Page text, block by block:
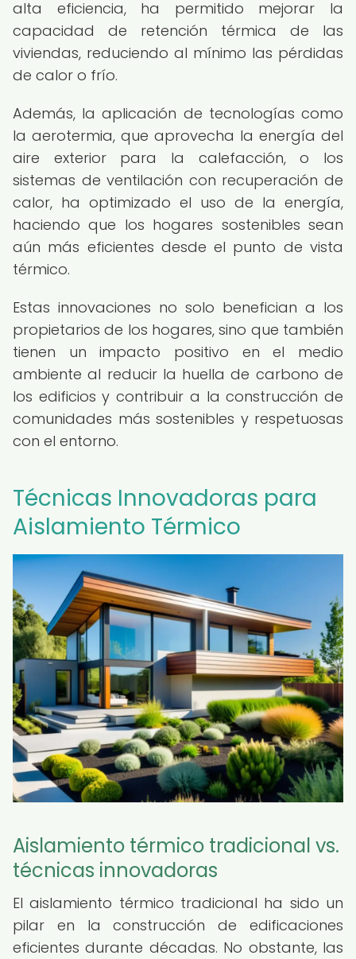
alta eficiencia, ha permitido mejorar la
capacidad de retención térmica de las
viviendas, reduciendo al mínimo las pérdidas
de calor o frío.
Además, la aplicación de tecnologías como
la aerotermia, que aprovecha la energía del
aire exterior para la calefacción, o los
sistemas de ventilación con recuperación de
calor, ha optimizado el uso de la energía,
haciendo que los hogares sostenibles sean
aún más eficientes desde el punto de vista
térmico.
Estas innovaciones no solo benefician a los
propietarios de los hogares, sino que también
tienen un impacto positivo en el medio
ambiente al reducir la huella de carbono de
los edificios y contribuir a la construcción de
comunidades más sostenibles y respetuosas
con el entorno.
Técnicas Innovadoras para
Aislamiento Térmico
Aislamiento térmico tradicional vs.
técnicas innovadoras
El aislamiento térmico tradicional ha sido un
pilar en la construcción de edificaciones
eficientes durante décadas. No obstante, las